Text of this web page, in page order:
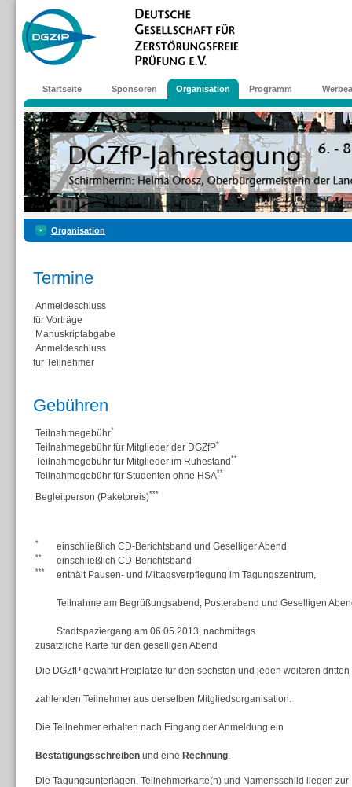
Startseite Sponsoren Organisation Programm
Organisation
Termine
Anmeldeschluss
für Vorträge
Manuskriptabgabe
Anmeldeschluss
für Teilnehmer
Gebühren
Teilnahmegebühr*
Teilnahmegebühr für Mitglieder der DGZfP*
Teilnahmegebühr für Mitglieder im Ruhestand**
Teilnahmegebühr für Studenten ohne HSA**
Begleitperson (Paketpreis)***
* einschließlich CD-Berichtsband und Geselliger Abend
** einschließlich CD-Berichtsband
*** enthält Pausen- und Mittagsverpflegung im Tagungszentrum,
Teilnahme am Begrüßungsabend, Posterabend und Geselligen
Stadtspaziergang am 06.05.2013, nachmittags
zusätzliche Karte für den geselligen Abend
Die DGZfP gewährt Freiplätze für den sechsten und jeden weiteren dritten
zahlenden Teilnehmer aus derselben Mitgliedsorganisation.
Die Teilnehmer erhalten nach Eingang der Anmeldung ein
Bestätigungsschreiben und eine Rechnung
Die Tagungsunterlagen, Teilnehmerkarte(n) und Namensschild liegen zur